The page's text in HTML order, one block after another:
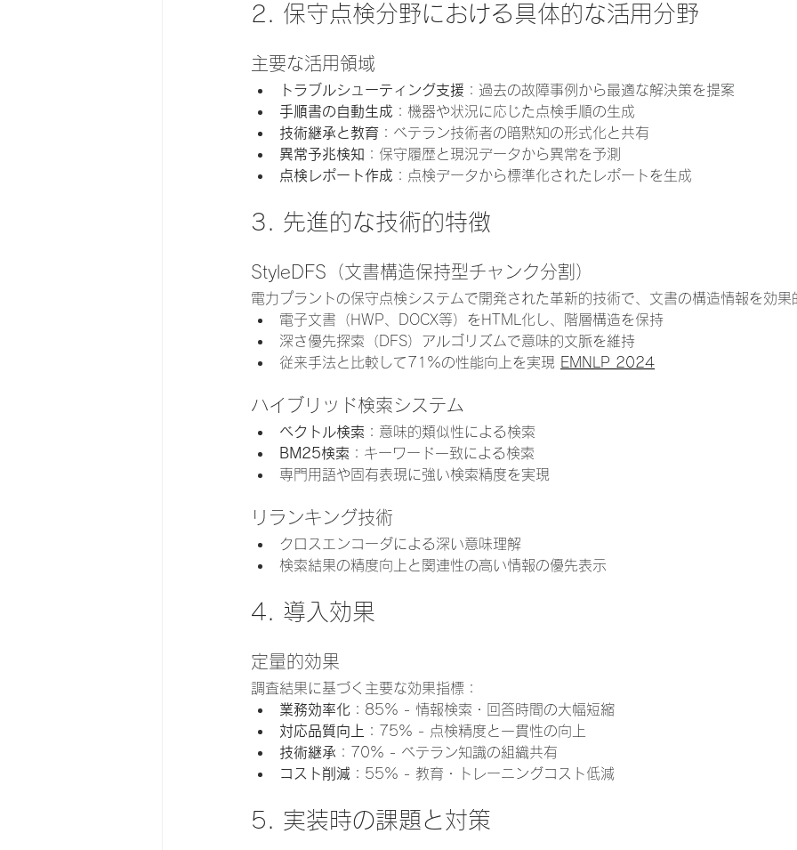
2. 保守点検分野における具体的な活用分野
主要な活用領域
トラブルシューティング支援 ：過去の故障事例から最適な解決策を提案
手順書の自動生成 ：機器や状況に応じた点検手順の生成
技術継承と教育 ：ベテラン技術者の暗黙知の形式化と共有
異常予兆検知 ：保守履歴と現況データから異常を予測
点検レポート作成 ：点検データから標準化されたレポートを生成
3. 先進的な技術的特徴
StyleDFS（文書構造保持型チャンク分割）
電力プラントの保守点検システムで開発された革新的技術で、文書の構造情報を効果
電子文書（HWP、DOCX等）をHTML化し、階層構造を保持
深さ優先探索（DFS）アルゴリズムで意味的文脈を維持
従来手法と比較して71%の性能向上を実現 EMNLP 2024
ハイブリッド検索システム
ベクトル検索 ：意味的類似性による検索
BM25検索 ：キーワード一致による検索
専門用語や固有表現に強い検索精度を実現
リランキング技術
クロスエンコーダによる深い意味理解
検索結果の精度向上と関連性の高い情報の優先表示
4. 導入効果
定量的効果
調査結果に基づく主要な効果指標：
業務効率化 ：85% - 情報検索・回答時間の大幅短縮
対応品質向上 ：75% - 点検精度と一貫性の向上
技術継承 ：70% - ベテラン知識の組織共有
コスト削減 ：55% - 教育・トレーニングコスト低減
5. 実装時の課題と対策